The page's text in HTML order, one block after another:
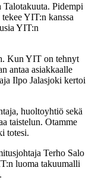
Pidempi
YIT:n kanssa
YIT:n
Kun YIT on tehnyt
antaa asiakkaalle
Ilpo Jalasjoki kertoi
huoltoyhtiö sekä
taistelun. Otamme
totesi.
Terho Salo
luoma takuumalli